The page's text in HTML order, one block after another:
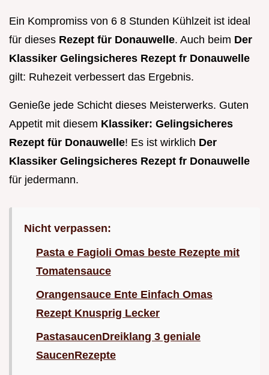
Ein Kompromiss von 6 8 Stunden Kühlzeit ist ideal
für dieses Rezept für Donauwelle. Auch beim Der
Klassiker Gelingsicheres Rezept fr Donauwelle
gilt: Ruhezeit verbessert das Ergebnis.
Genieße jede Schicht dieses Meisterwerks. Guten
Appetit mit diesem Klassiker: Gelingsicheres
Rezept für Donauwelle! Es ist wirklich Der
Klassiker Gelingsicheres Rezept fr Donauwelle
für jedermann.
Nicht verpassen:
Pasta e Fagioli Omas beste Rezepte mit
Tomatensauce
Orangensauce Ente Einfach Omas
Rezept Knusprig Lecker
PastasaucenDreiklang 3 geniale
SaucenRezepte